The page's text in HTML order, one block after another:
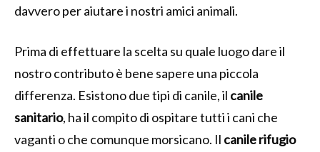
davvero per aiutare i nostri amici animali.
Prima di effettuare la scelta su quale luogo dare il
nostro contributo è bene sapere una piccola
differenza. Esistono due tipi di canile, il canile
sanitario, ha il compito di ospitare tutti i cani che
vaganti o che comunque morsicano. Il canile rifugio